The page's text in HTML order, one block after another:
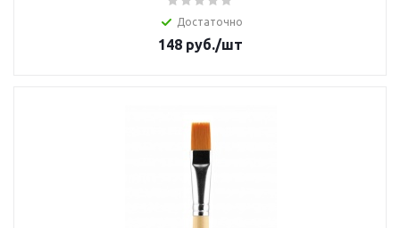
Достаточно
148 руб./шт